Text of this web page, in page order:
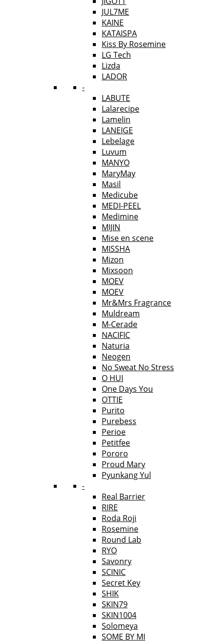
JUL7ME
KAINE
KATAISPA
Kiss By Rosemine
LG Tech
Lizda
LADOR
-
LABUTE
Lalarecipe
Lamelin
LANEIGE
Lebelage
Luvum
MANYO
MaryMay
Masil
Medicube
MEDI-PEEL
Medimine
MIJIN
Mise en scene
MISSHA
Mizon
Mixsoon
MOEV
MOEV
Mr&Mrs Fragrance
Muldream
M-Cerade
NACIFIC
Naturia
Neogen
No Sweat No Stress
O HUI
One Days You
OTTIE
Purito
Purebess
Perioe
Petitfee
Pororo
Proud Mary
Pyunkang Yul
-
Real Barrier
RIRE
Roda Roji
Rosemine
Round Lab
RYO
Savonry
SCINIC
Secret Key
SHIK
SKIN79
SKIN1004
Solomeya
SOME BY MI